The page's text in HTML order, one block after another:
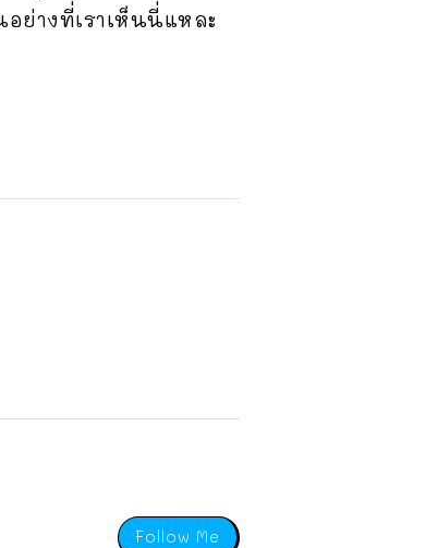
ย่างที่เราเห็นนี่แหละ
Follow Me